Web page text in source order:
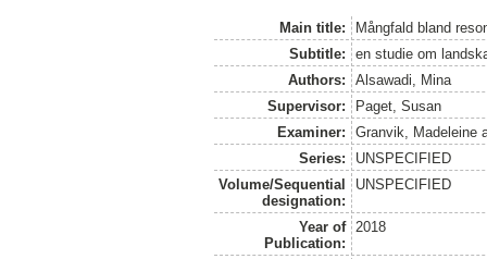
Main title:
Mångfald bland
Subtitle:
en studie om
Authors:
Alsawadi, Mina
Supervisor:
Paget, Susan
Examiner:
Granvik, Madeleine
Series:
UNSPECIFIED
Volume/Sequential
designation:
UNSPECIFIED
Year of
Publication:
2018